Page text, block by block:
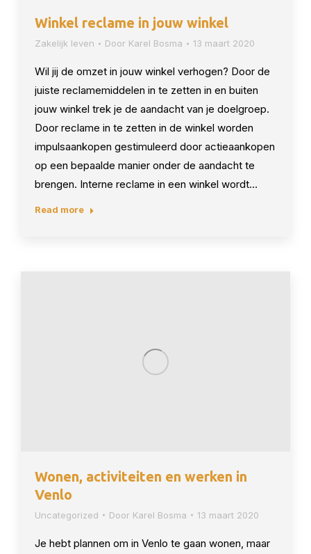
Winkel reclame in jouw winkel
Zakelijk leven Door Karel Bosma 13 maart 2020
Wil jij de omzet in jouw winkel verhogen? Door de
juiste reclamemiddelen in te zetten in en buiten
jouw winkel trek je de aandacht van je doelgroep.
Door reclame in te zetten in de winkel worden
impulsaankopen gestimuleerd door actieaankopen
op een bepaalde manier onder de aandacht te
brengen. Interne reclame in een winkel wordt…
Read more
Wonen, activiteiten en werken in
Venlo
Uncategorized Door Karel Bosma 13 maart 2020
Je hebt plannen om in Venlo te gaan wonen, maar